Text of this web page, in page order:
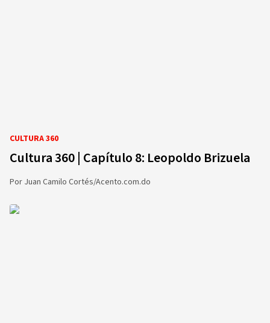
CULTURA 360
Cultura 360 | Capítulo 8: Leopoldo Brizuela
Por Juan Camilo Cortés/Acento.com.do